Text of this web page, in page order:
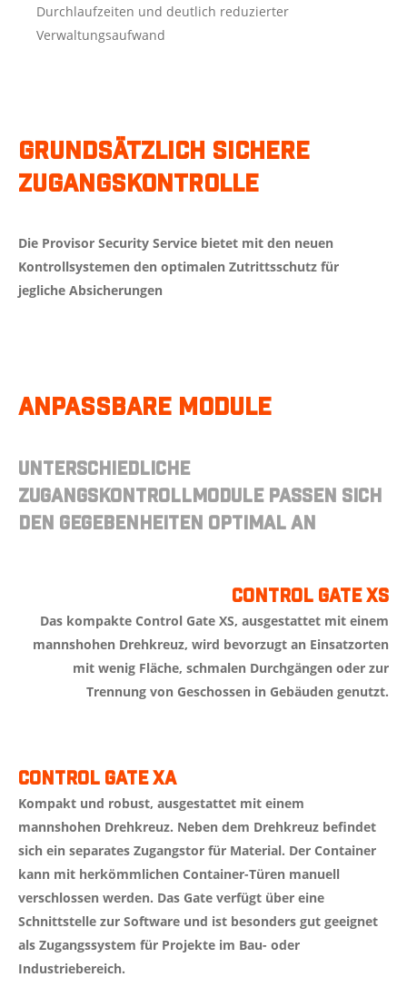
Durchlaufzeiten und deutlich reduzierter
Verwaltungsaufwand
Grundsätzlich sichere
Zugangskontrolle
Die Provisor Security Service bietet mit den neuen
Kontrollsystemen den optimalen Zutrittsschutz für
jegliche Absicherungen
Anpassbare Module
Unterschiedliche
Zugangskontrollmodule passen sich
den Gegebenheiten optimal an
Control Gate XS
Das kompakte Control Gate XS, ausgestattet mit einem
mannshohen Drehkreuz, wird bevorzugt an Einsatzorten
mit wenig Fläche, schmalen Durchgängen oder zur
Trennung von Geschossen in Gebäuden genutzt.
Control Gate XA
Kompakt und robust, ausgestattet mit einem
mannshohen Drehkreuz. Neben dem Drehkreuz befindet
sich ein separates Zugangstor für Material. Der Container
kann mit herkömmlichen Container-Türen manuell
verschlossen werden. Das Gate verfügt über eine
Schnittstelle zur Software und ist besonders gut geeignet
als Zugangssystem für Projekte im Bau- oder
Industriebereich.